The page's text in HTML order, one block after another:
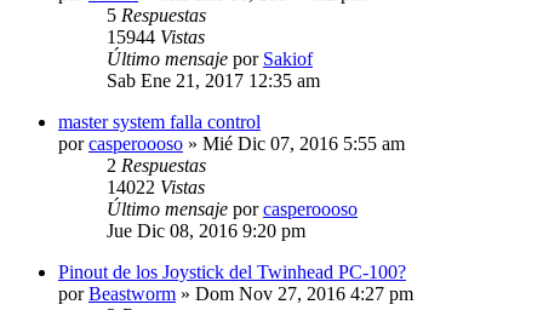
5 Respuestas
15944 Vistas
Último mensaje por Sakiof
Sab Ene 21, 2017 12:35 am
master system falla control
porcasperoooso » Mié Dic 07, 2016 5:55 am
2 Respuestas
14022 Vistas
Último mensaje porcasperoooso
Jue Dic 08, 2016 9:20 pm
Pinout de los Joystick del Twinhead PC-100?
porBeastworm » Dom Nov 27, 2016 4:27 pm